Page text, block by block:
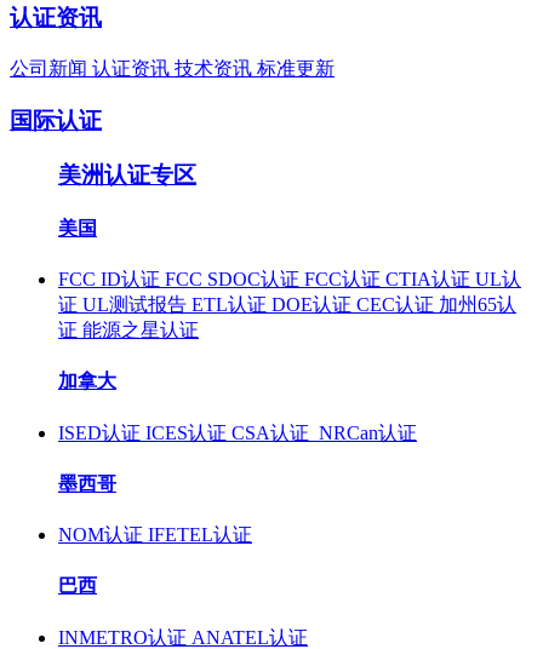
认证资讯
公司新闻 认证资讯 技术资讯 标准更新
国际认证
美洲认证专区
美国
FCC ID认证 FCC SDOC认证 FCC认证 CTIA认证 UL认
证 UL测试报告 ETL认证 DOE认证 CEC认证 加州65认
证 能源之星认证
加拿大
ISED认证 ICES认证 CSA认证 NRCan认证
墨西哥
NOM认证 IFETEL认证
巴西
INMETRO认证 ANATEL认证